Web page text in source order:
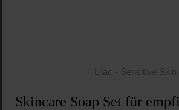
Lilac - Sensitive Skin
Skincare Soap Set für